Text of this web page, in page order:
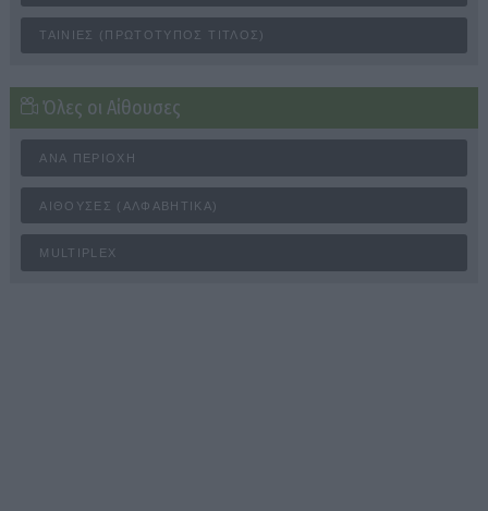
ΤΑΙΝΊΕΣ (ΠΡΩΤΌΤΥΠΟΣ ΤΊΤΛΟΣ)
Όλες οι Αίθουσες
ΑΝΆ ΠΕΡΙΟΧΉ
ΑΊΘΟΥΣΕΣ (ΑΛΦΑΒΗΤΙΚΆ)
MULTIPLEX